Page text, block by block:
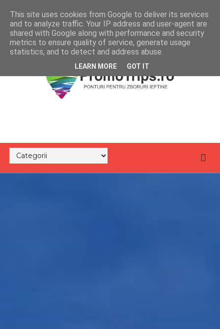
This site uses cookies from Google to deliver its services
and to analyze traffic. Your IP address and user-agent are
shared with Google along with performance and security
metrics to ensure quality of service, generate usage
statistics, and to detect and address abuse.
LEARN MORE GOT IT